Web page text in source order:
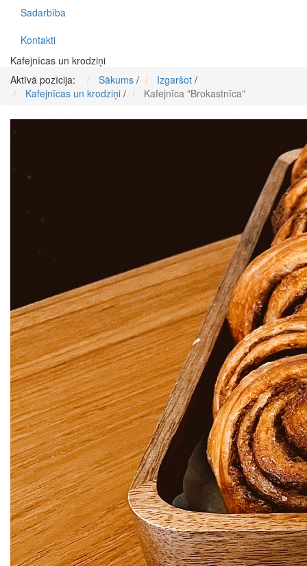
Sadarbība
Kontakti
Kafejnīcas un krodziņi
Aktīvā pozīcija:
Sākums / Izgaršot /
Kafejnīcas un krodziņi / Kafejnīca "Brokastnīca"